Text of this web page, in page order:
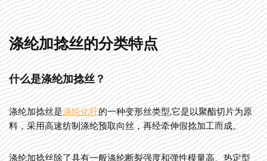
涤纶加捻丝的分类特点
什么是涤纶加捻丝？
涤纶加捻丝是涤纶化纤的一种变形丝类型,它是以聚酯切片为原
料，采用高速纺制涤纶预取向丝，再经牵伸假捻加工而成。
涤纶加捻丝除了具有一般涤纶断裂强度和弹性模量高、热定型